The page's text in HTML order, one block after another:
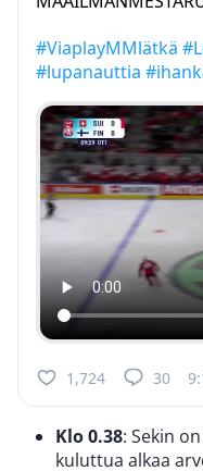
#ViaplayMMlätkä
#lupanauttia
1,724 30
Klo 0.38: Sekin
kuluttua alkaa